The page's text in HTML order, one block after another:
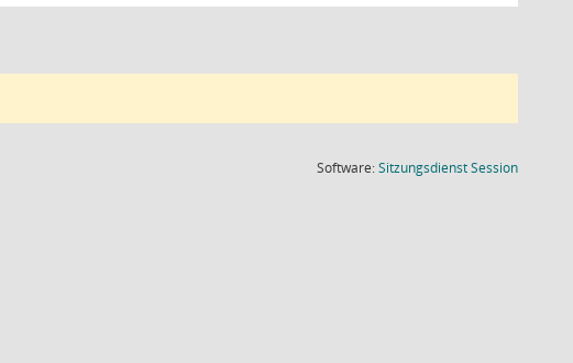
Software:SitzungsdienstSession(Wird in